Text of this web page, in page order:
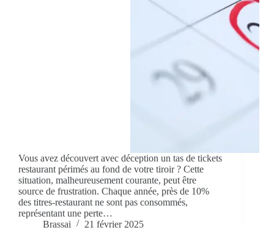
Vous avez découvert avec déception un tas de tickets
restaurant périmés au fond de votre tiroir ? Cette
situation, malheureusement courante, peut être
source de frustration. Chaque année, près de 10%
des titres-restaurant ne sont pas consommés,
représentant une perte…
Brassai
21 février 2025